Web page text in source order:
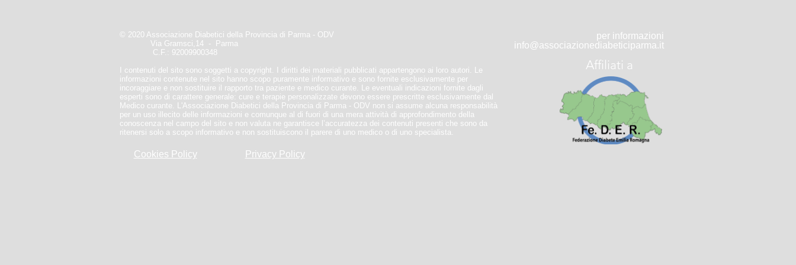
per informazioni
info@associazionediabeticiparma.it
© 2020 Associazione Diabetici della Provincia di Parma - ODV
Via Gramsci,14 - Parma
C.F.: 92009900348
I contenuti del sito sono soggetti a copyright. I diritti dei materiali pubblicati appartengono ai loro autori. Le
informazioni contenute nel sito hanno scopo puramente informativo e sono fornite esclusivamente per
incoraggiare e non sostituire il rapporto tra paziente e medico curante. Le eventuali indicazioni fornite dagli
esperti sono di carattere generale: cure e terapie personalizzate devono essere prescritte esclusivamente dal
Medico curante. L'Associazione Diabetici della Provincia di Parma - ODV non si assume alcuna responsabilità
per un uso illecito delle informazioni e comunque al di fuori di una mera attività di approfondimento della
conoscenza nel campo del sito e non valuta ne garantisce l’accuratezza dei contenuti presenti che sono da
ritenersi solo a scopo informativo e non sostituiscono il parere di uno medico o di uno specialista.
Affiliati a
Cookies Policy Privacy Policy